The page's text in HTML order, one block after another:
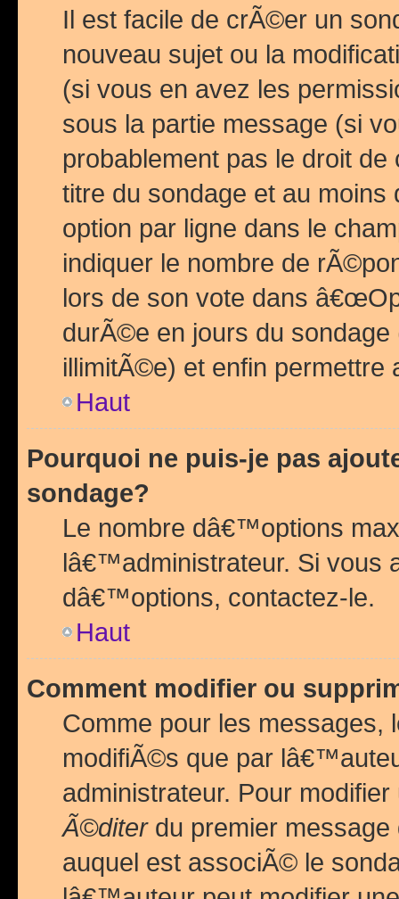
Il est facile de crÃ©er un
nouveau sujet ou la
(si vous en avez les
sous la partie message (si
probablement pas le droit
titre du sondage et au
option par ligne dans le
indiquer le nombre de
lors de son vote dans
durÃ©e en jours du
illimitÃ©e) et enfin permettre
Haut
Pourquoi ne puis-je pas
sondage?
Le nombre dâ€™options
lâ€™administrateur. Si vous
dâ€™options, contactez-le.
Haut
Comment modifier ou
Comme pour les messages,
modifiÃ©s que par
administrateur. Pour
Ã©diterdu premier
auquel est associÃ© le